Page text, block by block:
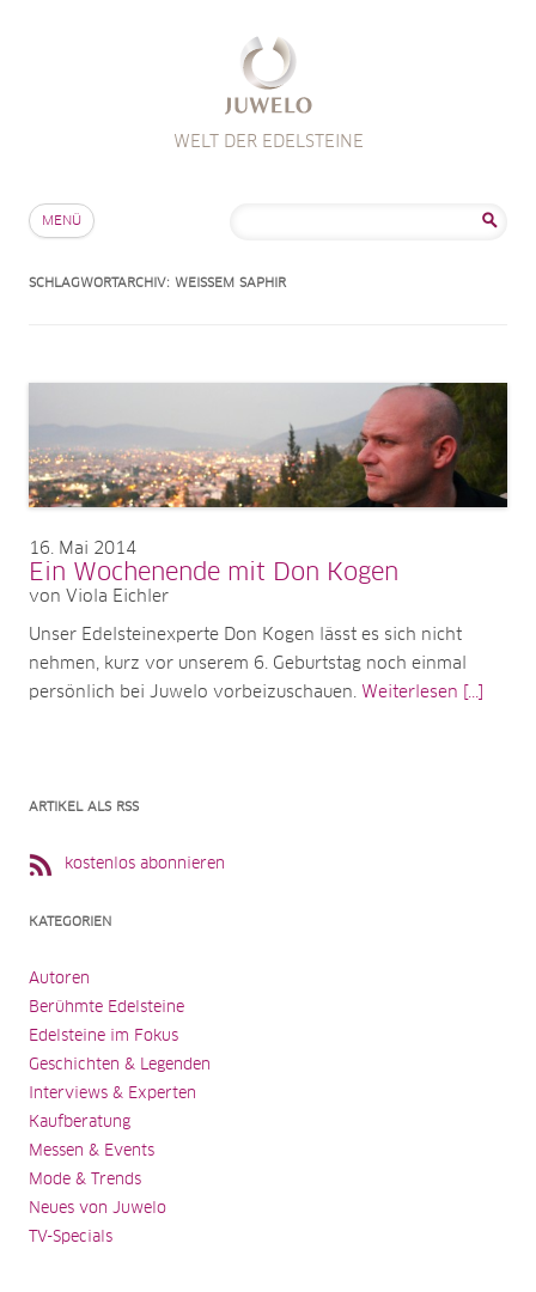
WELT DER EDELSTEINE
MENÜ
SCHLAGWORTARCHIV: WEISSEM SAPHIR
16 Mai 2014
Ein Wochenende mit Don Kogen
von Viola Eichler
Unser Edelsteinexperte Don Kogen lässt es sich nicht
nehmen, kurz vor unserem 6. Geburtstag noch einmal
persönlich bei Juwelo vorbeizuschauen. Weiterlesen [...]
ARTIKEL ALS RSS
kostenlos abonnieren
KATEGORIEN
Autoren
Berühmte Edelsteine
Edelsteine im Fokus
Geschichten & Legenden
Interviews & Experten
Kaufberatung
Messen & Events
Mode & Trends
Neues von Juwelo
TV-Specials